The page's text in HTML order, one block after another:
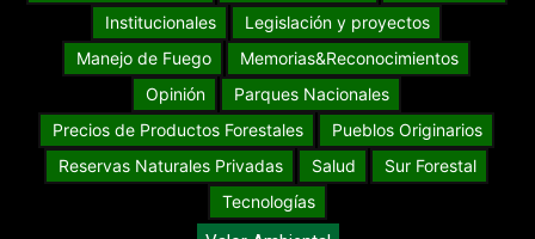
Institucionales
Legislación y proyectos
Manejo de Fuego
Memorias&Reconocimientos
Opinión
Parques Nacionales
Precios de Productos Forestales
Pueblos Originarios
Reservas Naturales Privadas
Salud
Sur Forestal
Tecnologías